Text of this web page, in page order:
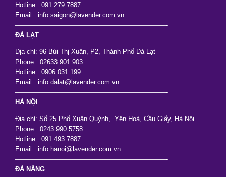
Hotline : 091.279.7887
Email : info.saigon@lavender.com.vn
———————————————————————-
ĐÀ LẠT
Địa chỉ: 96 Bùi Thị Xuân, P2, Thành Phố Đà Lạt
Phone : 02633.901.903
Hotline : 0906.031.199
Email : info.dalat@lavender.com.vn
———————————————————————-
HÀ NỘI
Địa chỉ: Số 25 Phố Xuân Quỳnh, Yên Hoà, Cầu Giấy, Hà Nội
Phone : 0243.990.5758
Hotline : 091.493.7887
Email : info.hanoi@lavender.com.vn
———————————————————————-
ĐÀ NẴNG